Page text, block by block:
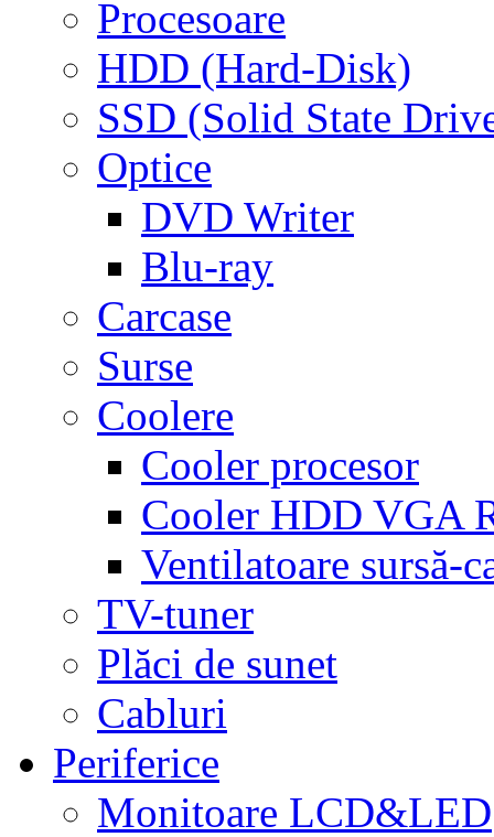
Procesoare
HDD (Hard-Disk)
SSD (Solid State
Optice
DVD Writer
Blu-ray
Carcase
Surse
Coolere
Cooler procesor
Cooler HDD VGA
Ventilatoare sursă-
TV-tuner
Plăci de sunet
Cabluri
Periferice
Monitoare LCD&LED